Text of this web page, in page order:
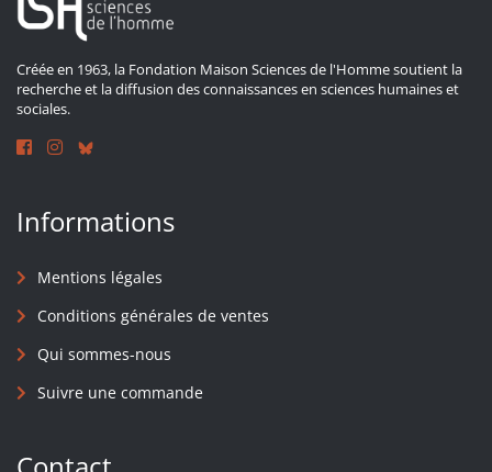
Créée en 1963, la Fondation Maison Sciences de l'Homme soutient la
recherche et la diffusion des connaissances en sciences humaines et
sociales.
Informations
Mentions légales
Conditions générales de ventes
Qui sommes-nous
Suivre une commande